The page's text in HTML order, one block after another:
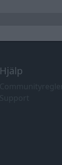
Hjälp